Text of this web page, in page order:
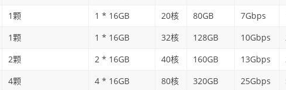
1颗 1 * 16GB 20核 80GB 7Gbps
1颗 1 * 16GB 32核 128GB 10Gbps
2颗 2 * 16GB 40核 160GB 13Gbps
4颗 4 * 16GB 80核 320GB 25Gbps